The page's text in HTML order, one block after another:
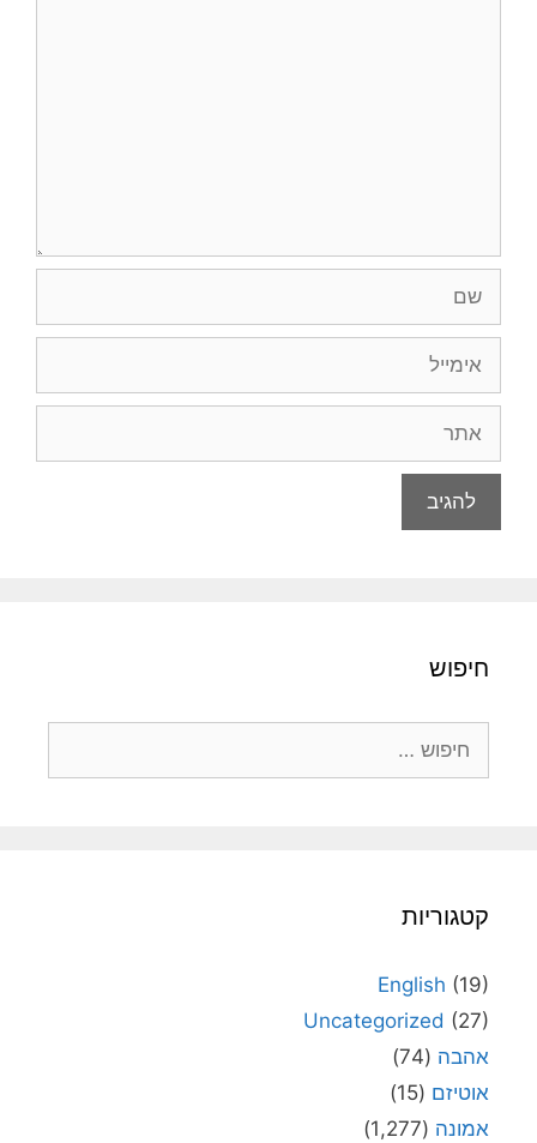
חיפוש
קטגוריות
English (19)
Uncategorized (27)
אהבה (74)
אוטיזם (15)
אמונה (1,277)